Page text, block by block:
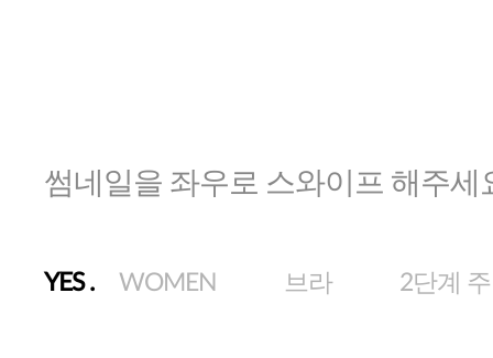
썸네일을 좌우로 스와이프 해주세
YES. WOMEN 브라 2단계